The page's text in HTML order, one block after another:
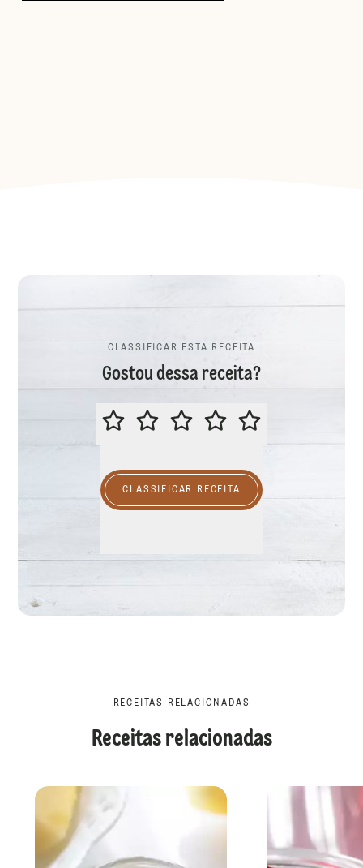
CLASSIFICAR ESTA RECEITA
Gostou dessa receita?
CLASSIFICAR ESTA RECEITA
CLASSIFICAR RECEITA
RECEITAS RELACIONADAS
Receitas relacionadas